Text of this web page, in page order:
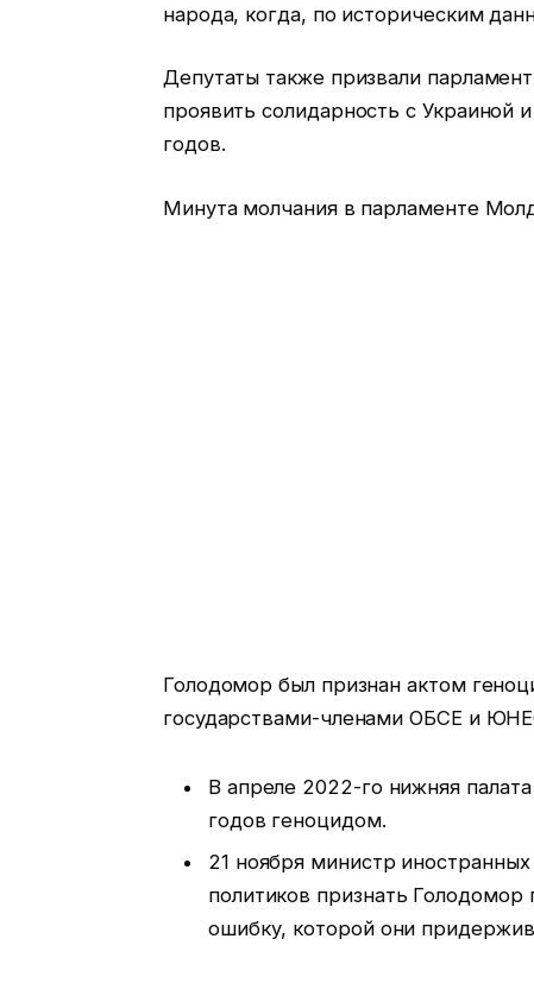
народа, когда, по историческим
Депутаты также призвали
проявить солидарность с Украиной
годов.
Минута молчания в парламенте
Голодомор был признан актом
государствами-членами ОБСЕ и
В апреле 2022-го нижняя
годов геноцидом.
21 ноября министр
политиков признать
ошибку, которой они